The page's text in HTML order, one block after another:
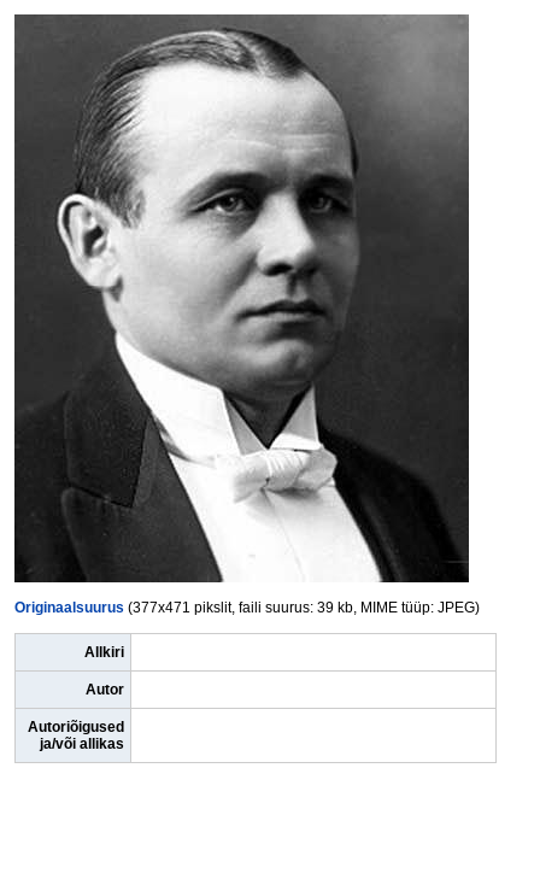
Originaalsuurus (377x471 pikslit, faili suurus: 39 kb, MIME tüüp: JPEG)
Allkiri
Autor
Autoriõigused
ja/või allikas